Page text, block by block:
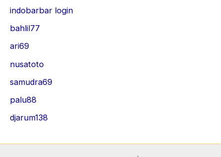
indobarbar login
bahlil77
ari69
nusatoto
samudra69
palu88
djarum138